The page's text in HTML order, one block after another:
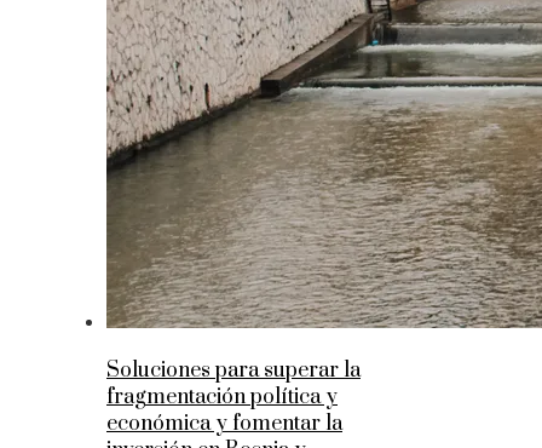
Soluciones para superar la
fragmentación política y
económica y fomentar la